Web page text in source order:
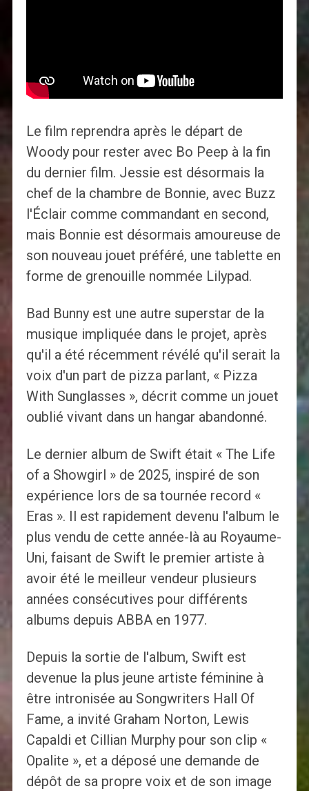
Le film reprendra après le départ de
Woody pour rester avec Bo Peep à la fin
du dernier film. Jessie est désormais la
chef de la chambre de Bonnie, avec Buzz
l'Éclair comme commandant en second,
mais Bonnie est désormais amoureuse de
son nouveau jouet préféré, une tablette en
forme de grenouille nommée Lilypad.
Bad Bunny est une autre superstar de la
musique impliquée dans le projet, après
qu'il a été récemment révélé qu'il serait la
voix d'un part de pizza parlant, « Pizza
With Sunglasses », décrit comme un jouet
oublié vivant dans un hangar abandonné.
Le dernier album de Swift était « The Life
of a Showgirl » de 2025, inspiré de son
expérience lors de sa tournée record «
Eras ». Il est rapidement devenu l'album le
plus vendu de cette année-là au Royaume-
Uni, faisant de Swift le premier artiste à
avoir été le meilleur vendeur plusieurs
années consécutives pour différents
albums depuis ABBA en 1977.
Depuis la sortie de l'album, Swift est
devenue la plus jeune artiste féminine à
être intronisée au Songwriters Hall Of
Fame, a invité Graham Norton, Lewis
Capaldi et Cillian Murphy pour son clip «
Opalite », et a déposé une demande de
dépôt de sa propre voix et de son image